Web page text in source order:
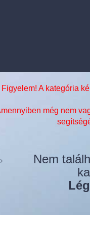
Figyelem! A kategória
még nem
Nem